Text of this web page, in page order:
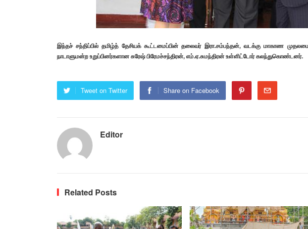
இந்தச் சந்திப்பில் தமிழ்த் தேசியக் கூட்டமைப்பின் தலைவர் இரா.சம்பந்தன், வடக்கு மாகாண
நாடாளுமன்ற உறுப்பினர்களான சுரேஷ் பிரேமச்சந்திரன், எம்.ஏ.சுமந்திரன் உள்ளிட்டோர் கலந்துகொண்டனர்.
Tweet on Twitter Share on Facebook
Editor
Related Posts